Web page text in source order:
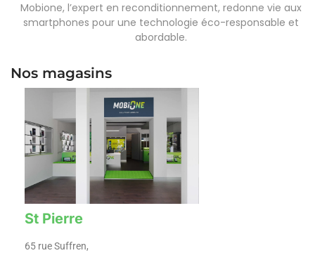
Mobione, l’expert en reconditionnement, redonne vie aux
smartphones pour une technologie éco-responsable et
abordable.
Nos magasins
St Pierre
65 rue Suffren,